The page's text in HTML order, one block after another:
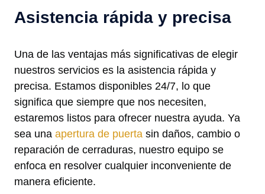
Asistencia rápida y precisa
Una de las ventajas más significativas de elegir
nuestros servicios es la asistencia rápida y
precisa. Estamos disponibles 24/7, lo que
significa que siempre que nos necesiten,
estaremos listos para ofrecer nuestra ayuda. Ya
sea una apertura de puerta sin daños, cambio o
reparación de cerraduras, nuestro equipo se
enfoca en resolver cualquier inconveniente de
manera eficiente.